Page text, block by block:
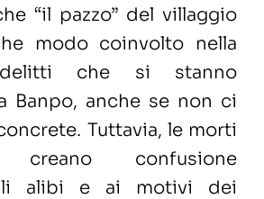
“il pazzo” del villaggio
modo coinvolto nella
che si stanno
Banpo, anche se non ci
Tuttavia, le morti
creano confusione
alibi e ai motivi dei